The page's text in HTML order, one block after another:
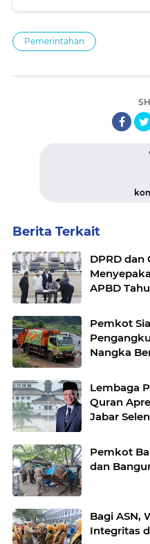
Pemerintahan
Berita Terkait
DPRD dan
APBD
Pemkot
Nangka
Lembaga
Quran
Jabar
Pemkot
dan
Bagi ASN,
Integritas